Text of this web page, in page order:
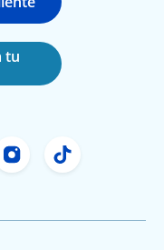
6720
tu
Insurance
Insurance
de Freeway
Instagram
TikTok